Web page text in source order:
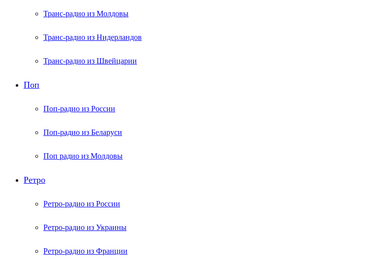
Транс-радио из Молдовы
Транс-радио из Нидерландов
Транс-радио из Швейцарии
Поп
Поп-радио из России
Поп-радио из Беларуси
Поп радио из Молдовы
Ретро
Ретро-радио из России
Ретро-радио из Украины
Ретро-радио из Франции